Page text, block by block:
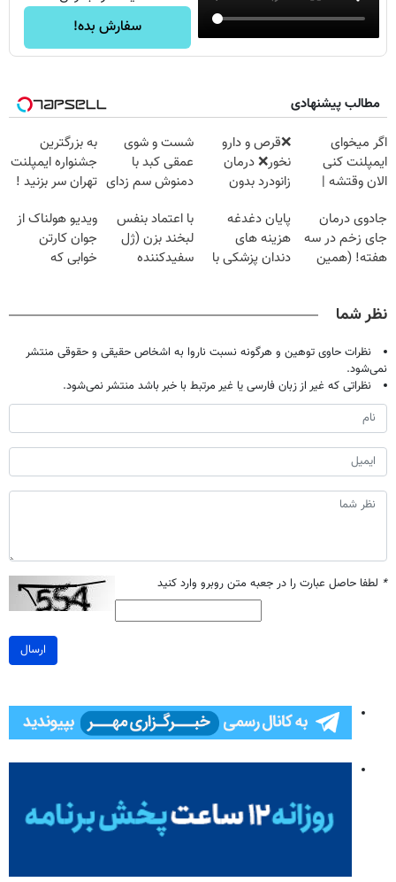
سفارش بده!
مطالب پیشنهادی
اگر میخوای
ایمپلنت کنی
الان وقتشه |
میلیون تومان!!!
❌قرص‌ و دارو
نخور❌ درمان
زانودرد بدون
شست و شوی
عمقی کبد با
دمنوش سم زدای
به بزرگترین
جشنواره ایمپلنت
تهران سر بزنید !
میلیون !
جادوی درمان
جای زخم در سه
هفته! (همین
پایان دغدغه
هزینه های
دندان پزشکی با
با اعتماد بنفس
لبخند بزن (ژل
سفیدکننده
ویدیو هولناک از
جوان کارتن
خوابی که
نظر شما
نظرات حاوی توهین و هرگونه نسبت ناروا به اشخاص حقیقی و حقوقی منتشر
نمی‌شود.
نظراتی که غیر از زبان فارسی یا غیر مرتبط با خبر باشد منتشر نمی‌شود.
* لطفا حاصل عبارت را در جعبه متن روبرو وارد کنید
ارسال